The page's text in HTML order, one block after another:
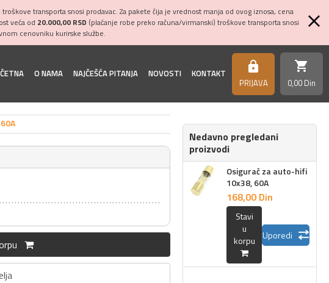
transporta snosi prodavac. Za pakete čija je vrednost manja od ovog iznosa, cena
veća od 20.000,00 RSD (plaćanje robe preko računa/virmanski) troškove transporta snosi
cenovniku kurirske službe.
O NAMA NAJČEŠĆA PITANJA NOVOSTI KONTAKT https
PRIJAVA
shopping_cart
0,00 Din
Nedavno pregledani
proizvodi
Osigurač za auto-hifi
10x38, 60A
168,00 Din
Stavi
u
korpu
Uporedi